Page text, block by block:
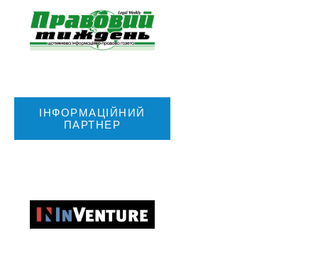
ІНФОРМАЦІЙНИЙ
ПАРТНЕР